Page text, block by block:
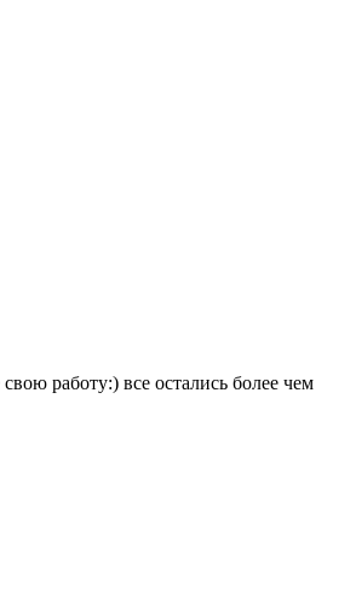
работу:) все остались более чем